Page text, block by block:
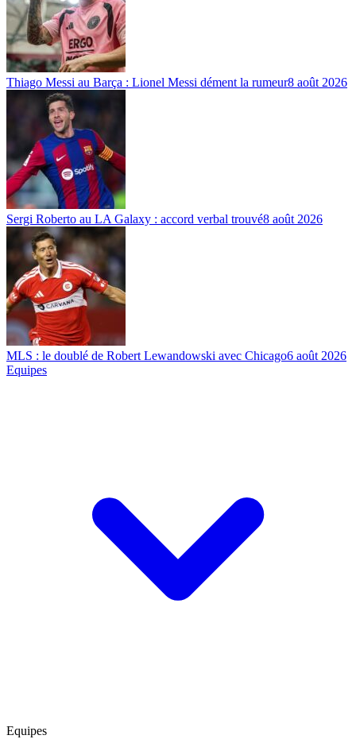
Thiago Messi au Barça : Lionel Messi dément la rumeur8 août 2026
Sergi Roberto au LA Galaxy : accord verbal trouvé8 août 2026
MLS : le doublé de Robert Lewandowski avec Chicago6 août 2026
Equipes
Equipes